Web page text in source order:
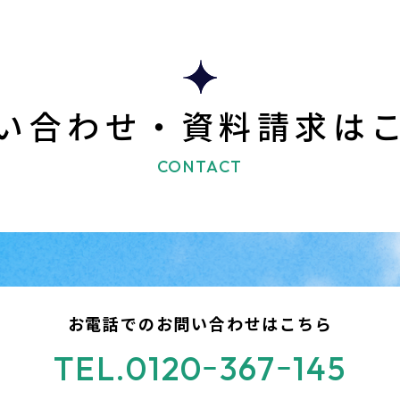
合わせ・資料請求は
CONTACT
お電話でのお問い合わせはこちら
TEL.0120ｰ367ｰ145